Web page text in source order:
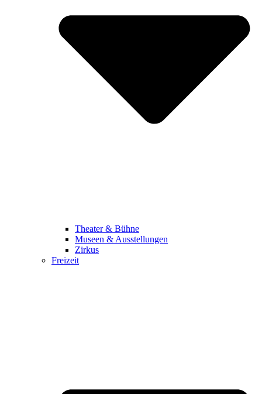
Theater & Bühne
Museen & Ausstellungen
Zirkus
Freizeit